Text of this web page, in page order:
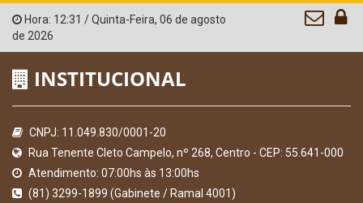
Hora: 12:31 /Quinta-Feira, 06 de agosto
de 2026
INSTITUCIONAL
CNPJ: 11.049.830/0001-20
Rua Tenente Cleto Campelo, nº 268, Centro - CEP: 55.641-000
Atendimento: 07:00hs às 13:00hs
(81) 3299-1899 (Gabinete / Ramal 4001)